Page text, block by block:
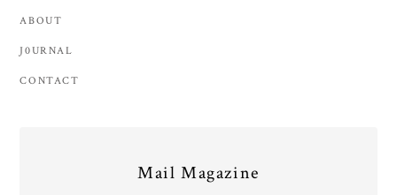
ABOUT
J0URNAL
CONTACT
Mail Magazine